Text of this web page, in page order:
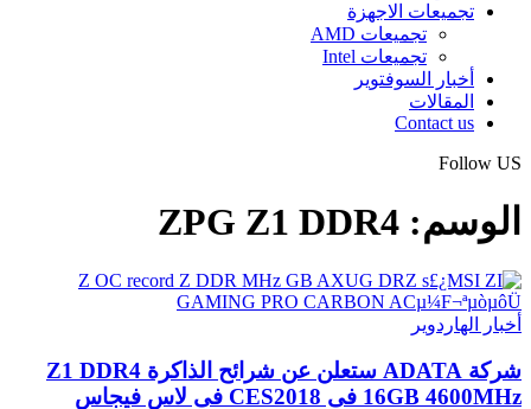
تجميعات الاجهزة
تجميعات AMD
تجميعات Intel
أخبار السوفتوير
المقالات
Contact us
Follow US
الوسم: ZPG Z1 DDR4
أخبار الهاردوير
شركة ADATA ستعلن عن شرائح الذاكرة Z1 DDR4
16GB 4600MHz فى CES2018 فى لاس فيجاس